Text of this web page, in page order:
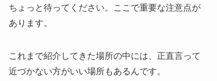
ちょっと待ってください。ここで重要な注意点が
あります。
これまで紹介してきた場所の中には、正直言って
近づかない方がいい場所もあるんです。